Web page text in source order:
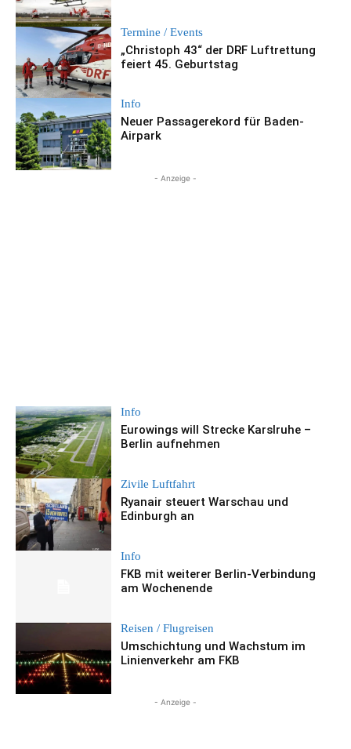
Termine / Events
„Christoph 43“ der DRF Luftrettung
feiert 45. Geburtstag
Info
Neuer Passagerekord für Baden-
Airpark
- Anzeige -
Info
Eurowings will Strecke Karslruhe –
Berlin aufnehmen
Zivile Luftfahrt
Ryanair steuert Warschau und
Edinburgh an
Info
FKB mit weiterer Berlin-Verbindung
am Wochenende
Reisen / Flugreisen
Umschichtung und Wachstum im
Linienverkehr am FKB
- Anzeige -